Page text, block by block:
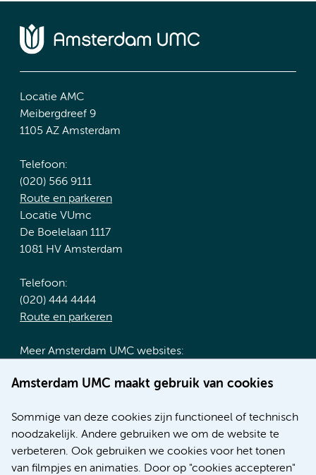
Amsterdam UMC maakt gebruik van cookies
Sommige van deze cookies zijn functioneel of technisch
noodzakelijk. Andere gebruiken we om de website te
verbeteren. Ook gebruiken we cookies voor het tonen
van filmpjes en animaties. Door op "cookies accepteren"
Locatie AMC
Meibergdreef 9
1105 AZ Amsterdam
Telefoon:
(020) 566 9111
Route en parkeren
Locatie VUmc
De Boelelaan 1117
1081 HV Amsterdam
Telefoon:
(020) 444 4444
Route en parkeren
Meer Amsterdam UMC websites:
Werken bij Amsterdam UMC
Nieuws
Research
Educatie locatie AMC
Educatie locatie VUmc